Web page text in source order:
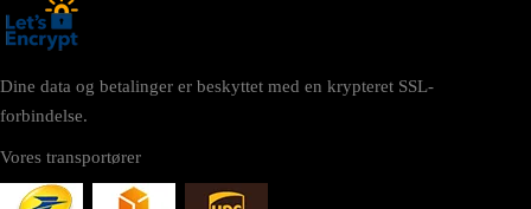
Dine data og betalinger er beskyttet med en krypteret SSL-
forbindelse.
Vores transportører